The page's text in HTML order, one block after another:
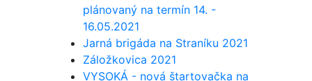
plánovaný na termín 14. -
16.05.2021
Jarná brigáda na Straníku 2021
Záložkovica 2021
VYSOKÁ - nová štartovačka na